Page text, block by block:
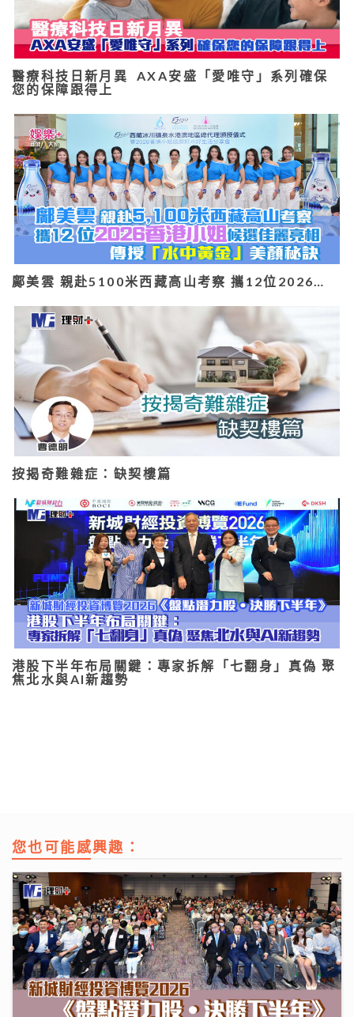
醫療科技日新月異 AXA安盛「愛唯守」系列確保
您的保障跟得上
鄺美雲 親赴5100米西藏高山考察 攜12位2026…
按揭奇難雜症：缺契樓篇
港股下半年布局關鍵：專家拆解「七翻身」真偽 聚
焦北水與AI新趨勢
您也可能感興趣：